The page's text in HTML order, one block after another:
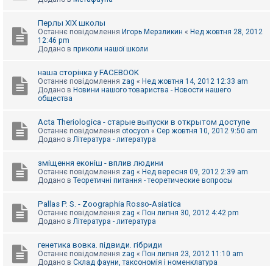
Перлы ХІХ школы
Останнє повідомлення Игорь Мерзликин « Нед жовтня 28, 2012
12:46 pm
Додано в приколи нашої школи
наша сторінка у FACEBOOK
Останнє повідомлення zag « Нед жовтня 14, 2012 12:33 am
Додано в Новини нашого товариства - Новости нашего
общества
Acta Theriologica - старые выпуски в открытом доступе
Останнє повідомлення otocyon « Сер жовтня 10, 2012 9:50 am
Додано в Література - литература
зміщення еконіш - вплив людини
Останнє повідомлення zag « Нед вересня 09, 2012 2:39 am
Додано в Теоретичні питання - теоретические вопросы
Pallas P. S. - Zoographia Rosso-Asiatica
Останнє повідомлення zag « Пон липня 30, 2012 4:42 pm
Додано в Література - литература
генетика вовка. підвиди. гібриди
Останнє повідомлення zag « Пон липня 23, 2012 11:10 am
Додано в Склад фауни, таксономія і номенклатура